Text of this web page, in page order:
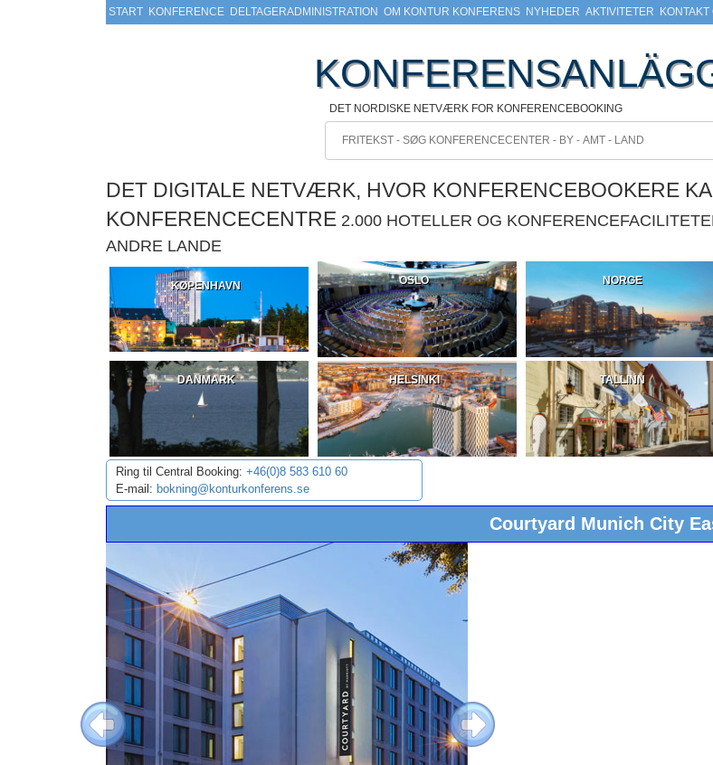
START KONFERENCE DELTAGERADMINISTRATION OM KONTUR KONFERENS NYHEDER AKTIVITETER KONTAKT
DET NORDISKE NETVÆRK FOR KONFERENCEBOOKING
DET DIGITALE NETVÆRK, HVOR KONFERENCEBOOKERE
KONFERENCECENTRE 2.000 HOTELLER OG
ANDRE LANDE
KØPENHAVN OSLO NORGE
DANMARK HELSINKI TALLINN
Ring til Central Booking: +46(0)8 583 610 60
E-mail: bokning@konturkonferens.se
Courtyard Munich City
Previous Next